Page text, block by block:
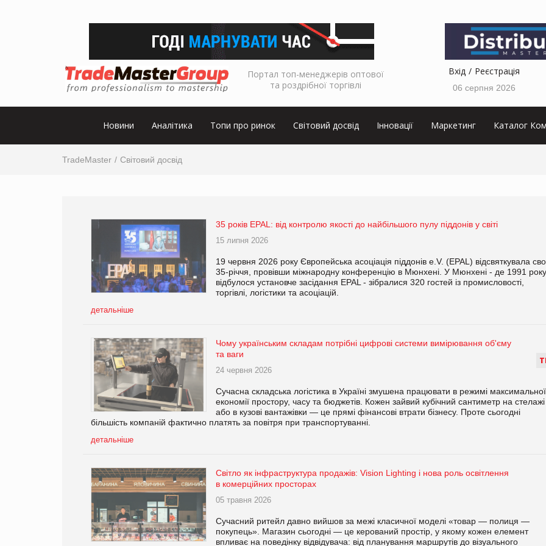
Портал топ-менеджерів оптової
та роздрібної торгівлі
Вхід Реєстрація
06 серпня 2026
Новини Аналітика Топи про ринок Світовий досвід Інновації Маркетинг Каталог
TradeMaster Світовий досвід
35 років EPAL: від контролю якості до найбільшого пулу піддонів у світі
15 липня 2026
19 червня 2026 року Європейська асоціація піддонів e.V. (EPAL) відсвяткувала
35-річчя, провівши міжнародну конференцію в Мюнхені. У Мюнхені - де 1991 року
відбулося установче засідання EPAL - зібралися 320 гостей із промисловості,
торгівлі, логістики та асоціацій.
детальніше
Т
Чому українським складам потрібні цифрові системи вимірювання об'єму
та ваги
24 червня 2026
Сучасна складська логістика в Україні змушена працювати в режимі максимальної
економії простору, часу та бюджетів. Кожен зайвий кубічний сантиметр на стелажі
або в кузові вантажівки — це прямі фінансові втрати бізнесу. Проте сьогодні
більшість компаній фактично платять за повітря при транспортуванні.
детальніше
Світло як інфраструктура продажів: Vision Lighting і нова роль освітлення
в комерційних просторах
05 травня 2026
Сучасний ритейл давно вийшов за межі класичної моделі «товар — полиця —
покупець». Магазин сьогодні — це керований простір, у якому кожен елемент
впливає на поведінку відвідувача: від планування маршрутів до візуального